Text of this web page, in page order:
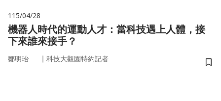
115/04/28
機器人時代的運動人才：當科技遇上人體，接
下來誰來接手？
鄒明珆 ｜ 科技大觀園特約記者
儲